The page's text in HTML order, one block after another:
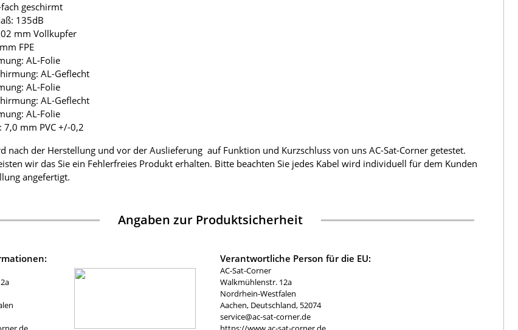
geschirmt
135dB
mm Vollkupfer
FPE
AL-Folie
AL-Geflecht
AL-Folie
AL-Geflecht
AL-Folie
mm PVC +/-0,2
nach der Herstellung und vor der Auslieferung auf Funktion und Kurzschluss von uns AC-Sat-Corner getestet.
wir das Sie ein Fehlerfreies Produkt erhalten. Bitte beachten Sie jedes Kabel wird individuell für dem Kunden
angefertigt.
Angaben zur Produktsicherheit
Verantwortliche Person für die EU:
AC-Sat-Corner
Walkmühlenstr. 12a
Nordrhein-Westfalen
Aachen, Deutschland, 52074
service@ac-sat-corner.de